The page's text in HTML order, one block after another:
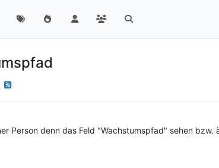
Person denn das Feld "Wachstumspfad" sehen bzw.